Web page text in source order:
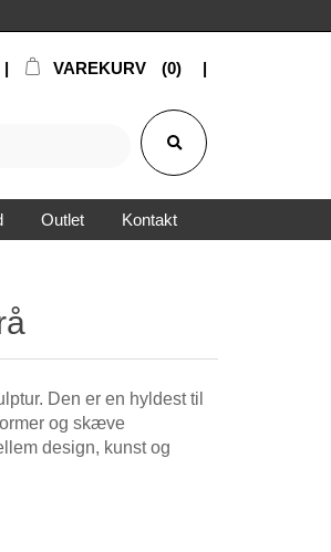
VAREKURV (0)
Outlet Kontakt
Den er en hyldest til
og skæve
design, kunst og